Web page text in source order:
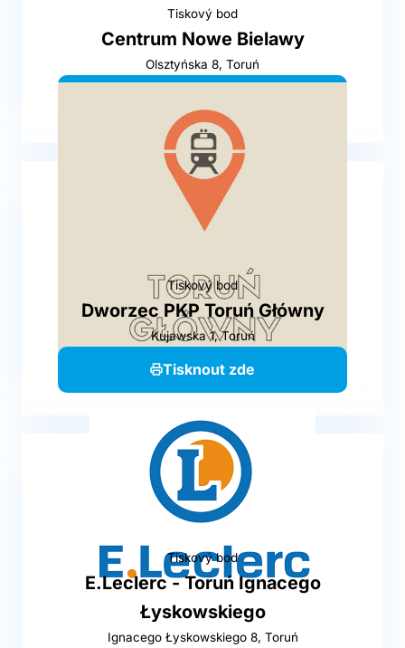
Tiskový bod
Centrum Nowe Bielawy
Olsztyńska 8, Toruń
Tiskový bod
Dworzec PKP Toruń Główny
Kujawska 1, Toruń
Tisknout zde
Tiskový bod
E.Leclerc - Toruń Ignacego
Łyskowskiego
Ignacego Łyskowskiego 8, Toruń